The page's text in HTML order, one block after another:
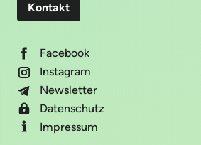
Kontakt
Facebook
Instagram
Newsletter
Datenschutz
Impressum